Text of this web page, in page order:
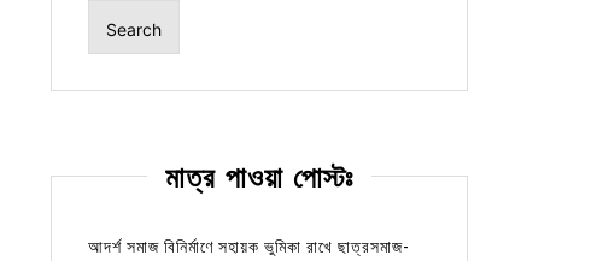
মাত্র পাওয়া পোস্টঃ
আদর্শ সমাজ বিনির্মাণে সহায়ক ভুমিকা রাখে ছাত্রসমাজ-